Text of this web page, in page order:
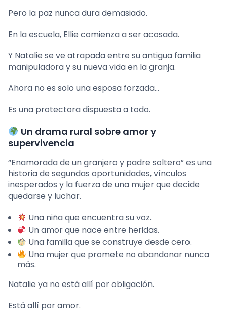
Pero la paz nunca dura demasiado.
En la escuela, Ellie comienza a ser acosada.
Y Natalie se ve atrapada entre su antigua familia
manipuladora y su nueva vida en la granja.
Ahora no es solo una esposa forzada…
Es una protectora dispuesta a todo.
Un drama rural sobre amor y
supervivencia
“Enamorada de un granjero y padre soltero” es una
historia de segundas oportunidades, vínculos
inesperados y la fuerza de una mujer que decide
quedarse y luchar.
Una niña que encuentra su voz.
Un amor que nace entre heridas.
Una familia que se construye desde cero.
Una mujer que promete no abandonar nunca
más.
Natalie ya no está allí por obligación.
Está allí por amor.